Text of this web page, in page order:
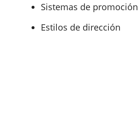
Sistemas de promoción
Estilos de dirección